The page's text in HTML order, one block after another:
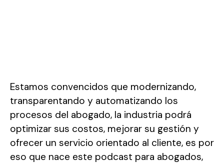
Estamos convencidos que modernizando,
transparentando y automatizando los
procesos del abogado, la industria podrá
optimizar sus costos, mejorar su gestión y
ofrecer un servicio orientado al cliente, es por
eso que nace este podcast para abogados,